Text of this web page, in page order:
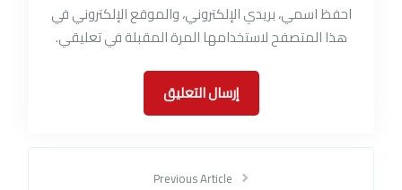
احفظ اسمي، بريدي الإلكتروني، والموقع الإلكتروني في
هذا المتصفح لاستخدامها المرة المقبلة في تعليقي.
Previous Article